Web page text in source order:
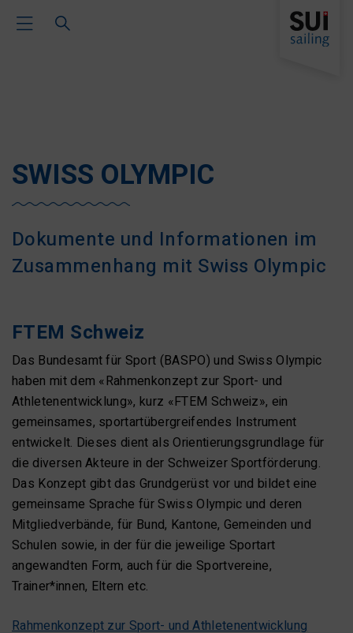
Toggle Main Navigation
SWISS OLYMPIC
Dokumente und Informationen im
Zusammenhang mit Swiss Olympic
FTEM Schweiz
Das Bundesamt für Sport (BASPO) und Swiss Olympic
haben mit dem «Rahmenkonzept zur Sport- und
Athletenentwicklung», kurz «FTEM Schweiz», ein
gemeinsames, sportartübergreifendes Instrument
entwickelt. Dieses dient als Orientierungsgrundlage für
die diversen Akteure in der Schweizer Sportförderung.
Das Konzept gibt das Grundgerüst vor und bildet eine
gemeinsame Sprache für Swiss Olympic und deren
Mitgliedverbände, für Bund, Kantone, Gemeinden und
Schulen sowie, in der für die jeweilige Sportart
angewandten Form, auch für die Sportvereine,
Trainer*innen, Eltern etc.
Rahmenkonzept zur Sport- und Athletenentwicklung